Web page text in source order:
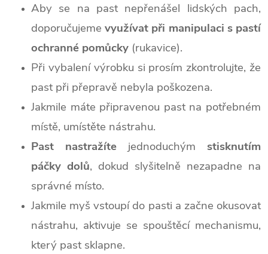
Aby se na past nepřenášel lidských pach,
doporučujemevyužívat při manipulaci s pastí
ochranné pomůcky (rukavice).
Při vybalení výrobku si prosím zkontrolujte, že
past při přepravě nebyla poškozena.
Jakmile máte připravenou past na potřebném
místě, umístěte nástrahu.
Past nastražíte jednoduchým stisknutím
páčky dolů, dokud slyšitelně nezapadne na
správné místo.
Jakmile myš vstoupí do pasti a začne okusovat
nástrahu, aktivuje se spouštěcí mechanismu,
který past sklapne.